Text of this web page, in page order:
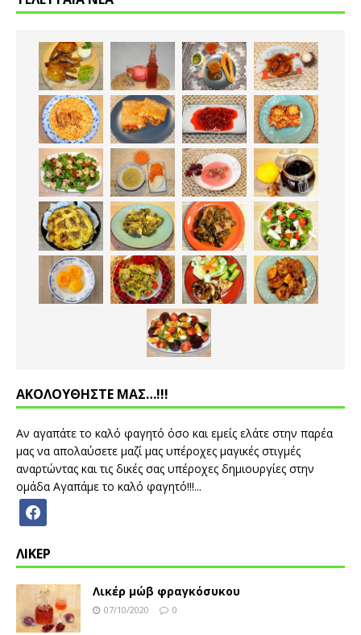
ΑΚΟΛΟΥΘΗΣΤΕ ΜΑΣ…!!!
Αν αγαπάτε το καλό φαγητό όσο και εμείς ελάτε στην παρέα
μας να απολαύσετε μαζί μας υπέροχες μαγικές στιγμές
αναρτώντας και τις δικές σας υπέροχες δημιουργίες στην
ομάδα Αγαπάμε το καλό φαγητό!!!...
ΛΙΚΕΡ
Λικέρ μώβ φραγκόσυκου
07/10/2020 0